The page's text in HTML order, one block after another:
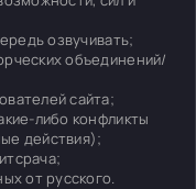
озвучивать;
объединений/
сайта;
либо конфликты
действия);
от русского.